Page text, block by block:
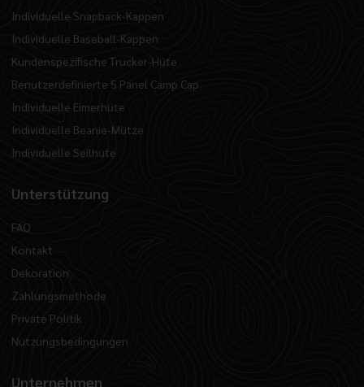
Individuelle Snapback-Kappen
Individuelle Baseball-Kappen
Kundenspezifische Trucker-Hüte
Benutzerdefinierte 5 Panel Camp Cap
Individuelle Eimerhüte
Individuelle Beanie-Mütze
Individuelle Seilhüte
Unterstützung
FAQ
Kontakt
Dekoration
Zahlungsmethode
Private Politik
Nutzungsbedingungen
Unternehmen